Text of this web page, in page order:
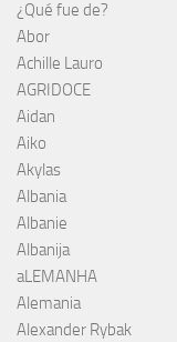
¿Qué fue de?
Abor
Achille Lauro
AGRIDOCE
Aidan
Aiko
Akylas
Albania
Albanie
Albanija
aLEMANHA
Alemania
Alexander Rybak